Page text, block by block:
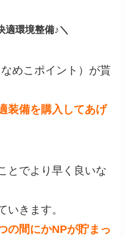
適環境整備♪＼
めこポイント）が貰
装備を購入してあげ
とでより早く良いな
いきます。
の間にかNPが貯まっ